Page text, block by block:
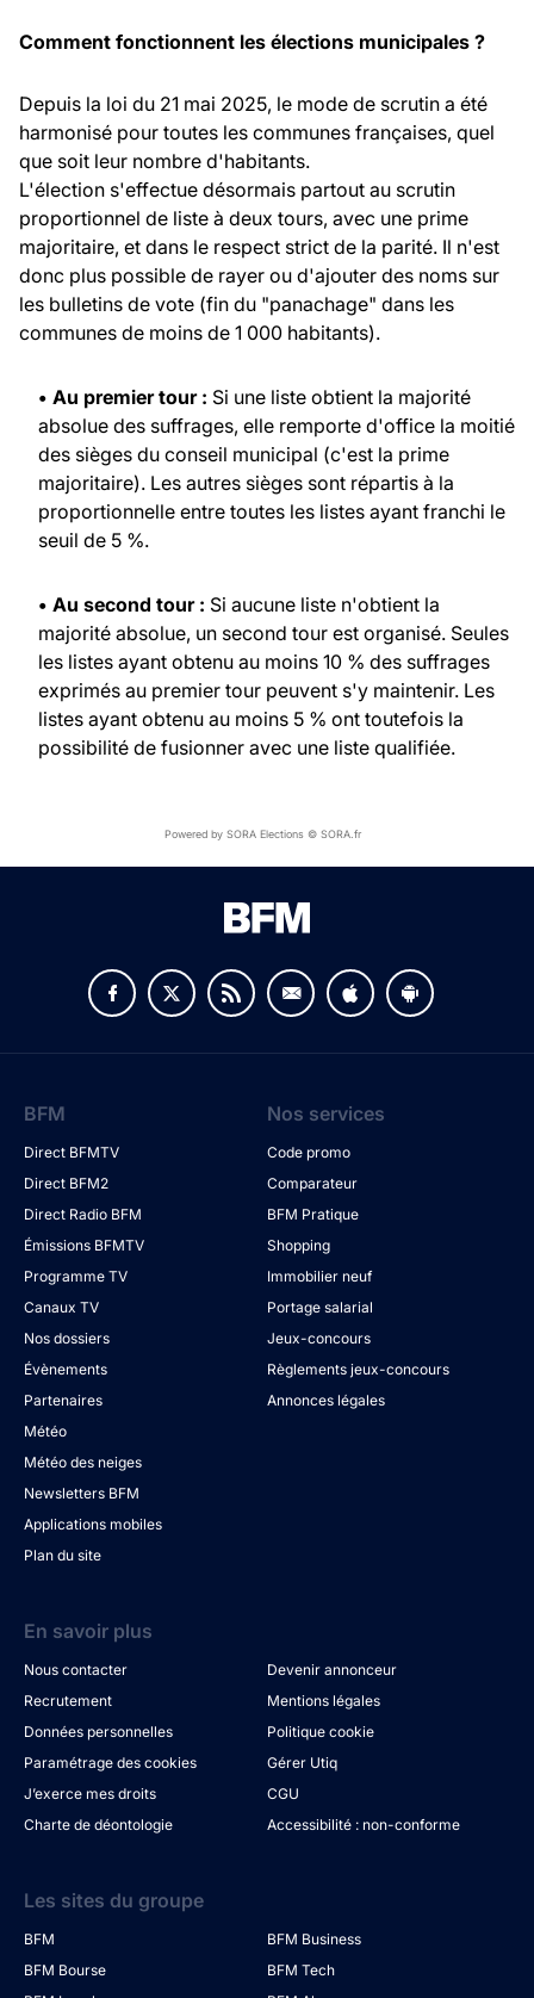
Comment fonctionnent les élections municipales ?
Depuis la loi du 21 mai 2025, le mode de scrutin a été
harmonisé pour toutes les communes françaises, quel
que soit leur nombre d'habitants.
L'élection s'effectue désormais partout au scrutin
proportionnel de liste à deux tours, avec une prime
majoritaire, et dans le respect strict de la parité. Il n'est
donc plus possible de rayer ou d'ajouter des noms sur
les bulletins de vote (fin du "panachage" dans les
communes de moins de 1 000 habitants).
• Au premier tour : Si une liste obtient la majorité
absolue des suffrages, elle remporte d'office la moitié
des sièges du conseil municipal (c'est la prime
majoritaire). Les autres sièges sont répartis à la
proportionnelle entre toutes les listes ayant franchi le
seuil de 5 %.
• Au second tour : Si aucune liste n'obtient la
majorité absolue, un second tour est organisé. Seules
les listes ayant obtenu au moins 10 % des suffrages
exprimés au premier tour peuvent s'y maintenir. Les
listes ayant obtenu au moins 5 % ont toutefois la
possibilité de fusionner avec une liste qualifiée.
Powered by SORA Elections © SORA.fr
BFM
Direct BFMTV
Direct BFM2
Direct Radio BFM
Émissions BFMTV
Programme TV
Canaux TV
Nos dossiers
Évènements
Partenaires
Météo
Météo des neiges
Newsletters BFM
Applications mobiles
Plan du site
Nos services
Code promo
Comparateur
BFM Pratique
Shopping
Immobilier neuf
Portage salarial
Jeux-concours
Règlements jeux-concours
Annonces légales
En savoir plus
Nous contacter
Devenir annonceur
Recrutement
Mentions légales
Données personnelles
Politique cookie
Paramétrage des cookies
Gérer Utiq
J’exerce mes droits
CGU
Charte de déontologie
Accessibilité : non-conforme
Les sites du groupe
BFM
BFM Business
BFM Bourse
BFM Tech